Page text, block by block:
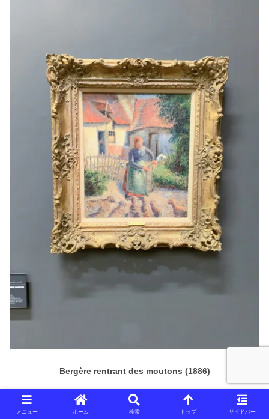
Bergère rentrant des moutons (1886)
メニュー ホーム 検索 トップ サイドバー